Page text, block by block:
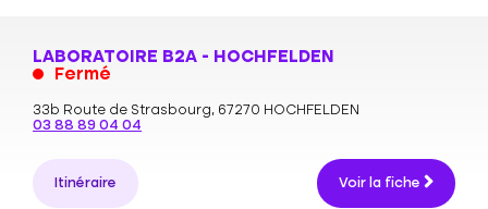
LABORATOIRE B2A - HOCHFELDEN
Fermé
33b Route de Strasbourg, 67270 HOCHFELDEN
03 88 89 04 04
Itinéraire Voir la fiche